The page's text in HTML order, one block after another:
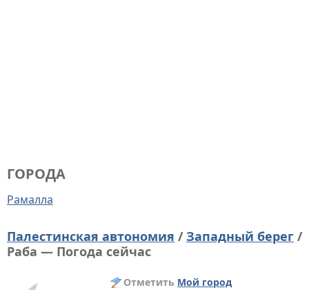
ГОРОДА
Рамалла
Палестинская автономия / Западный берег /
Раба — Погода сейчас
Отметить Мой город